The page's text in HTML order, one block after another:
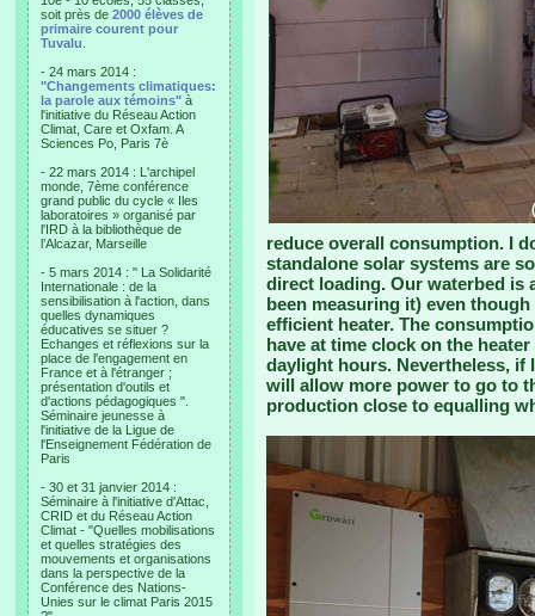
soit près de 2000 élèves de
primaire courent pour
Tuvalu
- 24 mars 2014 :
"Changements climatiques:
la parole aux témoins" à
l'initiative du Réseau Action
Climat, Care et Oxfam. A
Sciences Po, Paris 7è
- 22 mars 2014 : L'archipel
monde, 7ème conférence
grand public du cycle « Iles
laboratoires » organisé par
l'IRD à la bibliothèque de
l’Alcazar, Marseille
- 5 mars 2014 : " La Solidarité
Internationale : de la
sensibilisation à l'action, dans
quelles dynamiques
éducatives se situer ?
Echanges et réflexions sur la
place de l'engagement en
France et à l'étranger ;
présentation d'outils et
d'actions pédagogiques ".
Séminaire jeunesse à
l'initiative de la Ligue de
l'Enseignement Fédération de
Paris
- 30 et 31 janvier 2014 :
Séminaire à l'initiative d'Attac,
CRID et du Réseau Action
Climat - "Quelles mobilisations
et quelles stratégies des
mouvements et organisations
dans la perspective de la
Conférence des Nations-
Unies sur le climat Paris 2015
reduce overall consumption. I
standalone solar systems are
direct loading. Our waterbed is
been measuring it) even
efficient heater. The
have at time clock on the
daylight hours. Nevertheless, if
will allow more power to go to
production close to equalling